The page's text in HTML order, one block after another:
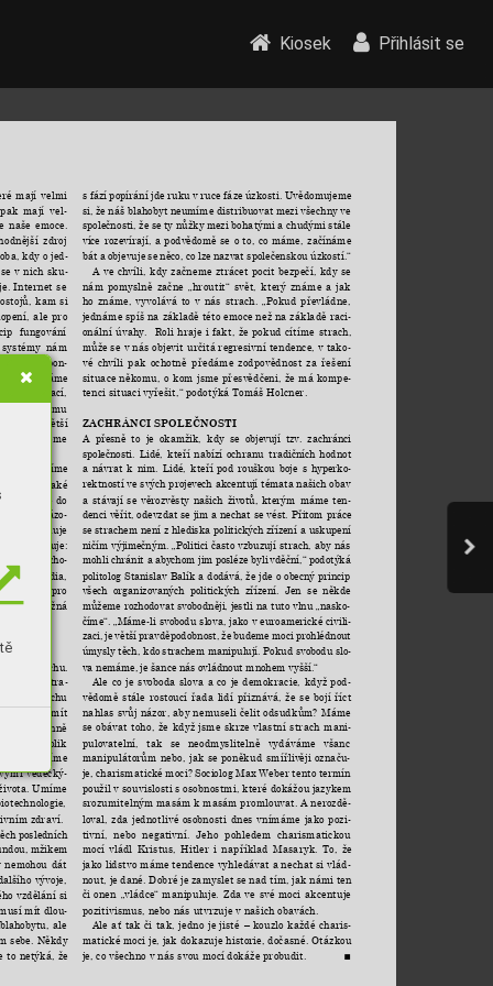
mají velmi
pak mají vel-
naše emoce.
zdroj
kdy o jed-
se v nich sku-
Internet se
kam si
ale pro
fungování
systémy nám
korespon-
kdy
máme
informací,
osobnostnímu
větší
utvrzujeme
neumíme
také
do
názo-
shrnuje
potvrzuje:
rozho-
fungují
média,
výzva pro
bych
možná
strachu.
stra -
strachu
mít
dějinně
tolik
mluvíme
vědecký-
Umíme
zdraví.
posledních
mžikem
nemohou dát
vývoje,
vzdělání si
mít dlou-
blahobytu, ale
sebe. Někdy
to netýká, že
s fází popírání jde ruku v ruce fáze úzkosti. Uvědomujeme
si, že náš blahobyt neumíme distribuovat mezi všechny ve
společnosti, že se ty nůžky mezi bohatými a chudými stále
více rozevírají, a podvědomě se o to, co máme, začínáme
bát a objevuje se něco, co lze nazvat společenskou úzkostí.“
A ve chvíli, kdy začneme ztrácet pocit bezpečí, kdy se
nám pomyslně začne „hroutit“ svět, který známe a jak
ho známe, vyvolává to v nás strach. „Pokud převládne,
jednáme spíš na základě této emoce než na základě raci-
onální úvahy. Roli hraje i fakt, že pokud cítíme strach,
může se v nás objevit určitá regresivní tendence, v tako-
vé chvíli pak ochotně předáme zodpovědnost za řešení
situace někomu, o kom jsme přesvědčeni, že má kompe-
tenci situaci vyřešit,“ podotýká Tomáš Holcner.
ZACHRÁNCI SPOLEČNOSTI
A přesně to je okamžik, kdy se objevují tzv. zachránci
společnosti. Lidé, kteří nabízí ochranu tradičních hodnot
a návrat k nim. Lidé, kteří pod rouškou boje s hyperko-
rektností ve svých projevech akcentují témata našich obav
a stávají se věrozvěsty našich životů, kterým máme ten-
denci věřit, odevzdat se jim a nechat se vést. Přitom práce
se strachem není z hlediska politických zřízení a uskupení
ničím výjimečným. „Politici často vzbuzují strach, aby nás
mohli chránit a abychom jim posléze byli vděční,“ podotýká
politolog Stanislav Balík a dodává, že jde o obecný princip
všech organizovaných politických zřízení. Jen se někde
můžeme rozhodovat svobodněji, jestli na tuto vlnu „nasko-
číme“. „Máme-li svobodu slova, jako v euroamerické civili-
zaci, je větší pravděpodobnost, že budeme moci prohlédnout
úmysly těch, kdo strachem manipulují. Pokud svobodu slo-
va nemáme, je šance nás ovládnout mnohem vyšší.“
Ale co je svoboda slova a co je demokracie, když pod-
vědomě stále rostoucí řada lidí přiznává, že se bojí říct
nahlas svůj názor, aby nemuseli čelit odsudkům? Máme
se obávat toho, že když jsme skrze vlastní strach mani-
pulovatelní, tak se neodmyslitelně vydáváme
všanc
manipulátorům nebo, jak se poněkud smířlivěji označu-
je, charismatické moci? Sociolog Max Weber tento termín
použil v souvislosti s osobnostmi, které dokážou jazykem
srozumitelným masám k masám promlouvat. A nerozdě-
loval, zda jednotlivé osobnosti dnes vnímáme jako pozi-
tivní, nebo negativní. Jeho pohledem
charismatickou
mocí vládl Kristus, Hitler i například Masaryk. To,
že
jako lidstvo máme tendence vyhledávat a nechat si vlád-
nout, je dané. Dobré je zamyslet se nad tím, jak námi ten
či onen „vládce“ manipuluje. Zda ve své moci akcentuje
pozitivismus, nebo nás utvrzuje v našich obavách.
Ale ať tak či tak, jedno je jisté – kouzlo každé charis-
matické moci je, jak dokazuje historie, dočasné. Otázkou
je, co všechno v nás svou mocí dokáže probudit.
Kiosek Přihlásit se